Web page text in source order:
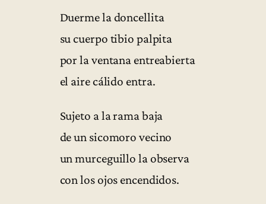
Duerme la doncellita
su cuerpo tibio palpita
por la ventana entreabierta
el aire cálido entra.
Sujeto a la rama baja
de un sicomoro vecino
un murceguillo la observa
con los ojos encendidos.